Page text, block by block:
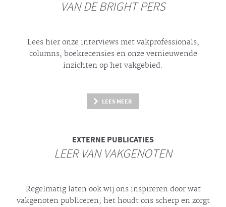
VAN DE BRIGHT PERS
Lees hier onze interviews met vakprofessionals,
columns, boekrecensies en onze vernieuwende
inzichten op het vakgebied.
LEES MEER
EXTERNE PUBLICATIES
LEER VAN VAKGENOTEN
Regelmatig laten ook wij ons inspireren door wat
vakgenoten publiceren; het houdt ons scherp en zorgt